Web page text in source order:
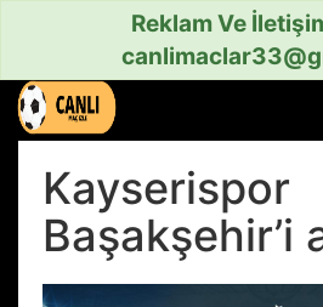
Reklam Ve
Kayserispor
Başakşehir’i